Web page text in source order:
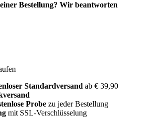
Bestellung? Wir beantworten
Standardversand ab € 39,90
Probe zu jeder Bestellung
mit SSL-Verschlüsselung